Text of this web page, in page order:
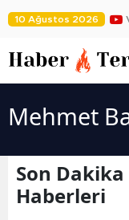
10 Ağustos 2026
Mehmet
Son
Haberleri